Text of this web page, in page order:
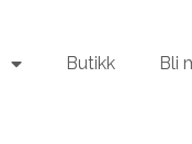
Butikk Bli